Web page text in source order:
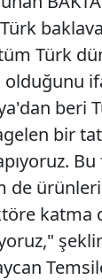
Türk
beri
bir
katma